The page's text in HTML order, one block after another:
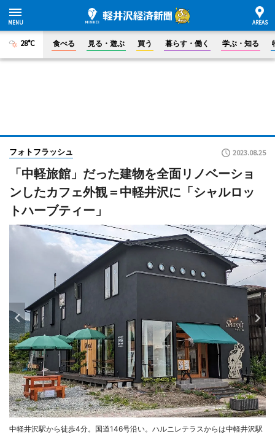
28°C 食べる 見る・遊ぶ 買う 暮らす・働く 学ぶ・知る
フォトフラッシュ 2023.08.25
「中軽旅館」だった建物を全面リノベーショ
ンしたカフェ外観＝中軽井沢に「シャルロッ
トハーブティー」
中軽井沢駅から徒歩4分。国道146号沿い。ハルニレテラスからは中軽井沢駅